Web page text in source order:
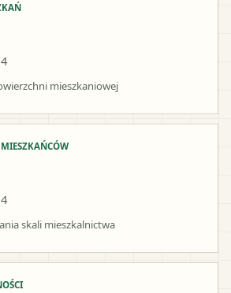
mieszkaniowej
skali mieszkalnictwa